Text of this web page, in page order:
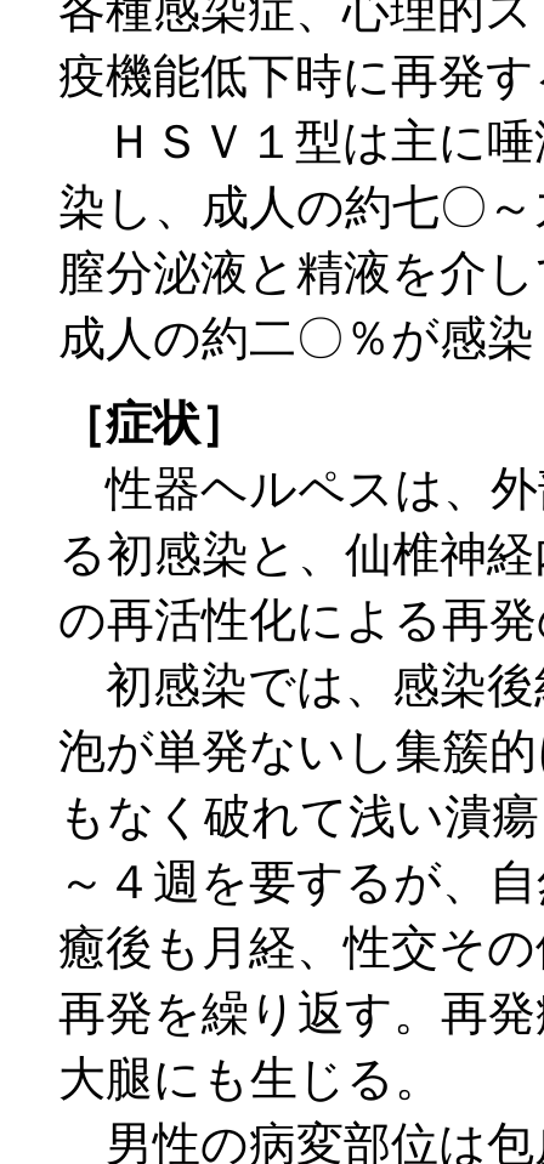
各種感染症、心理的
疫機能低下時に再発
ＨＳＶ１型は主に唾
染し、成人の約七〇
膣分泌液と精液を介
成人の約二〇％が感
［症状］
性器ヘルペスは、
る初感染と、仙椎神
の再活性化による再
初感染では、感染後
泡が単発ないし集簇
もなく破れて浅い潰
～４週を要するが、
癒後も月経、性交そ
再発を繰り返す。再
大腿にも生じる。
男性の病変部位は包